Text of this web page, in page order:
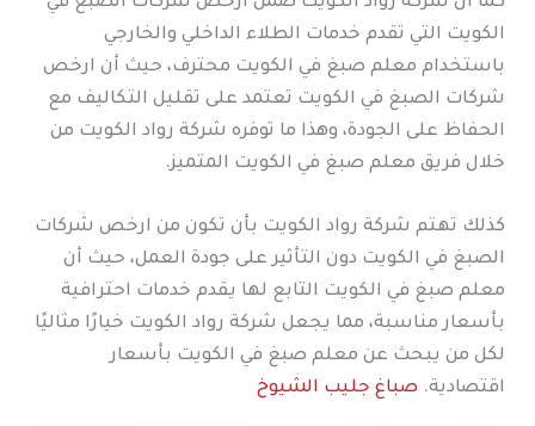
الكويت التي تقدم خدمات الطلاء الداخلي والخارجي
باستخدام معلم صبغ في الكويت محترف، حيث أن ارخص
شركات الصبغ في الكويت تعتمد على تقليل التكاليف مع
الحفاظ على الجودة، وهذا ما توفره شركة رواد الكويت من
خلال فريق معلم صبغ في الكويت المتميز.
كذلك تهتم شركة رواد الكويت بأن تكون من ارخص شركات
الصبغ في الكويت دون التأثير على جودة العمل، حيث أن
معلم صبغ في الكويت التابع لها يقدم خدمات احترافية
بأسعار مناسبة، مما يجعل شركة رواد الكويت خيارًا مثاليًا
لكل من يبحث عن معلم صبغ في الكويت بأسعار
اقتصادية. صباغ جليب الشيوخ